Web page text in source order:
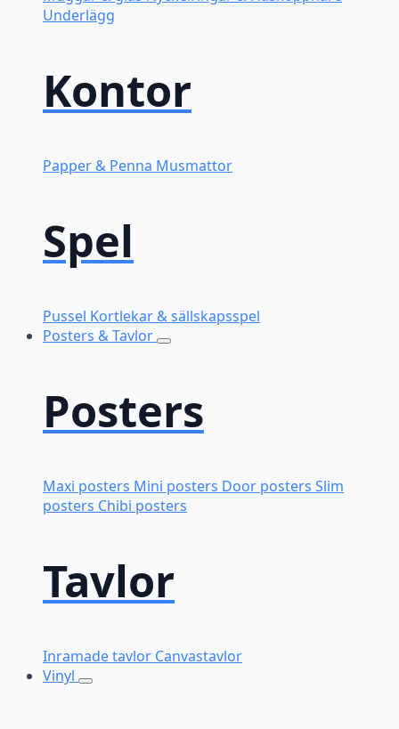
Underlägg
Kontor
Papper & Penna Musmattor
Spel
Pussel Kortlekar & sällskapsspel
Posters & Tavlor
Posters
Maxi posters Mini posters Door posters Slim
posters Chibi posters
Tavlor
Inramade tavlor Canvastavlor
Vinyl